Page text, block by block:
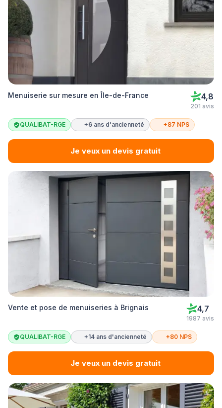
Menuiserie sur mesure en Île-de-France 4,8
201 avis
QUALIBAT-RGE +6 ans d'ancienneté +87 NPS
Je veux un devis gratuit
Vente et pose de menuiseries à Brignais 4,7
1987 avis
QUALIBAT-RGE +14 ans d'ancienneté +80 NPS
Je veux un devis gratuit